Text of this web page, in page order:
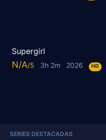
Supergirl
N/A 3h 2m 2026 HD
SERIES DESTACADAS